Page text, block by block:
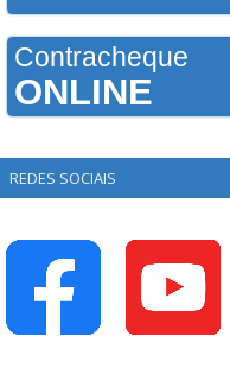
Contracheque
ONLINE
REDES SOCIAIS